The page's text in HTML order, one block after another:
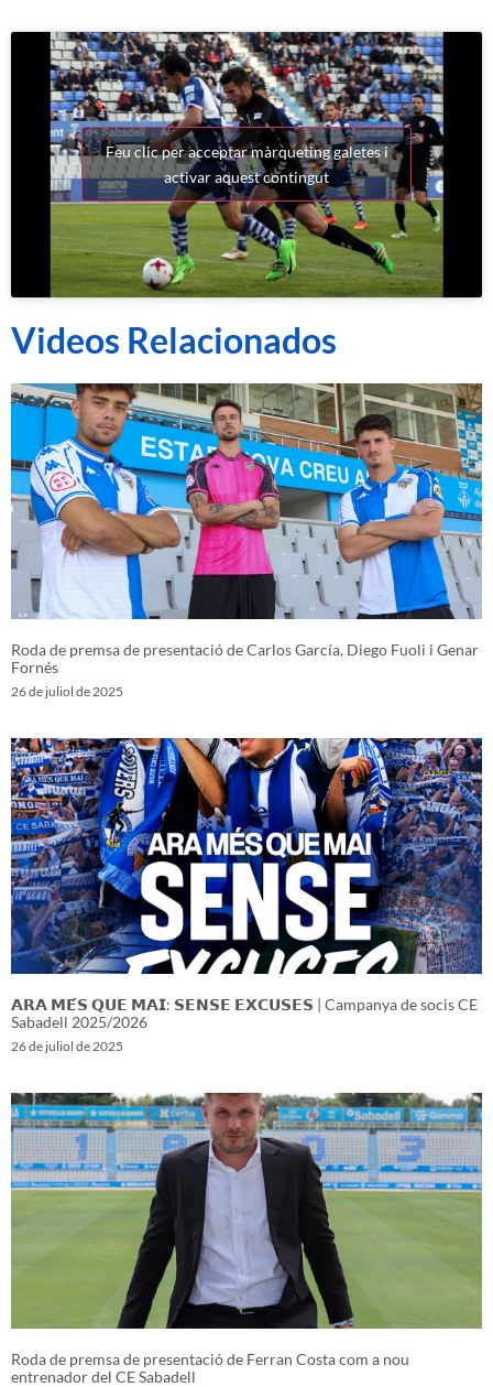
Feu clic per acceptar màrqueting galetes i
activar aquest contingut
Videos Relacionados
Roda de premsa de presentació de Carlos García, Diego Fuoli i Genar
Fornés
26 de juliol de 2025
𝗔𝗥𝗔 𝗠𝗘́𝗦 𝗤𝗨𝗘 𝗠𝗔𝗜: 𝗦𝗘𝗡𝗦𝗘 𝗘𝗫𝗖𝗨𝗦𝗘𝗦 | Campanya de socis CE
Sabadell 2025/2026
26 de juliol de 2025
Roda de premsa de presentació de Ferran Costa com a nou
entrenador del CE Sabadell